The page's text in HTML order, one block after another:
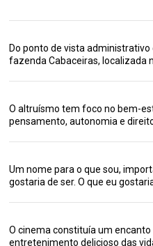
Do ponto de vista
fazenda Cabaceiras, localizada
O altruísmo tem foco no bem-
pensamento, autonomia e
Um nome para o que sou,
gostaria de ser. O que eu
O cinema constituía um
entretenimento delicioso das